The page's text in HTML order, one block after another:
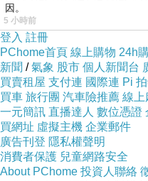
注意事項：本商品為Mophie
電源，其它產品僅為示意圖參考
商品圖顏色因電腦螢幕色差略
以上規格資料若有任何錯誤，以
Mophie Juice Pack
動電源
因。
5 小時前
登入 註冊
PChome首頁 線上購物 24h
新聞 /氣象 股市 個人新聞台
買賣租屋 支付連 國際連 Pi
買車 旅行團 汽車險推薦 線上
一元簡訊 直播達人 數位憑證
買網址 虛擬主機 企業郵件
廣告刊登 隱私權聲明
消費者保護 兒童網路安全
About PChome 投資人聯絡